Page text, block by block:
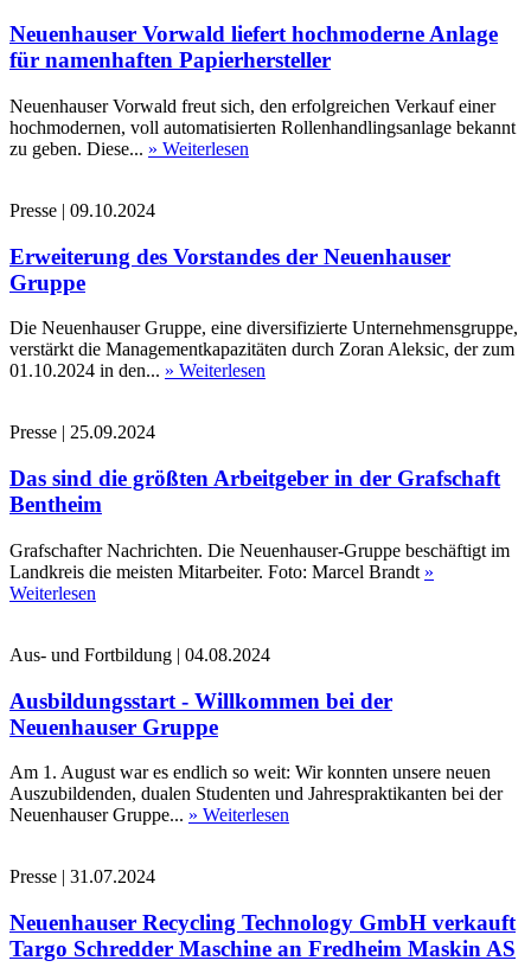
Neuenhauser Vorwald liefert hochmoderne Anlage
für namenhaften Papierhersteller
Neuenhauser Vorwald freut sich, den erfolgreichen Verkauf einer
hochmodernen, voll automatisierten Rollenhandlingsanlage bekannt
zu geben. Diese... » Weiterlesen
Presse | 09.10.2024
Erweiterung des Vorstandes der Neuenhauser
Gruppe
Die Neuenhauser Gruppe, eine diversifizierte Unternehmensgruppe,
verstärkt die Managementkapazitäten durch Zoran Aleksic, der zum
01.10.2024 in den... » Weiterlesen
Presse | 25.09.2024
Das sind die größten Arbeitgeber in der Grafschaft
Bentheim
Grafschafter Nachrichten. Die Neuenhauser-Gruppe beschäftigt im
Landkreis die meisten Mitarbeiter. Foto: Marcel Brandt »
Weiterlesen
Aus- und Fortbildung | 04.08.2024
Ausbildungsstart - Willkommen bei der
Neuenhauser Gruppe
Am 1. August war es endlich so weit: Wir konnten unsere neuen
Auszubildenden, dualen Studenten und Jahrespraktikanten bei der
Neuenhauser Gruppe... » Weiterlesen
Presse | 31.07.2024
Neuenhauser Recycling Technology GmbH verkauft
Targo Schredder Maschine an Fredheim Maskin AS